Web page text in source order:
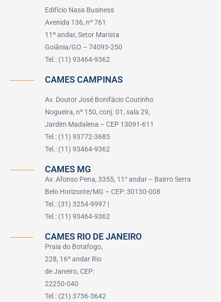
Edifício Nasa Business
Avenida 136, nº 761
11º andar, Setor Marista
Goiânia/GO – 74093-250
Tel.: (11) 93464-9362
CAMES CAMPINAS
Av. Doutor José Bonifácio Coutinho
Nogueira, nº 150, conj. 01, sala 29,
Jardim Madalena – CEP 13091-611
Tel.: (11) 93772-3685
Tel.: (11) 93464-9362
CAMES MG
Av. Afonso Pena, 3355, 11° andar – Bairro Serra
Belo Horizonte/MG – CEP: 30130-008
Tel.: (31) 3254-9997 |
Tel.: (11) 93464-9362
CAMES RIO DE JANEIRO
Praia do Botafogo,
228, 16º andar Rio
de Janeiro, CEP:
22250-040
Tel.: (21) 3736-3642